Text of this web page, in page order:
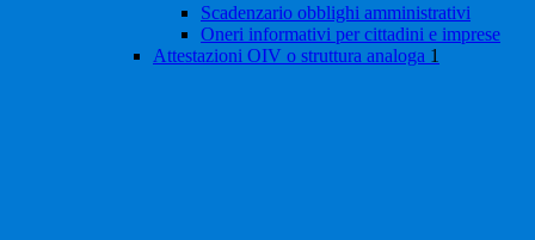
Scadenzario obblighi amministrativi
Oneri informativi per cittadini e imprese
Attestazioni OIV o struttura analoga 1